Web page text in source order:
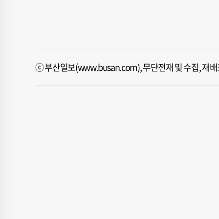
ⓒ 부산일보(www.busan.com), 무단전재 및 수집, 재